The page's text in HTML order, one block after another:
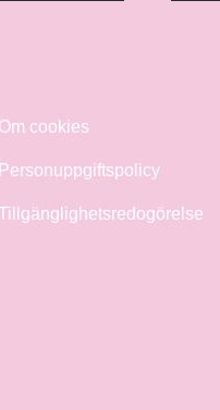
Om cookies
Personuppgiftspolicy